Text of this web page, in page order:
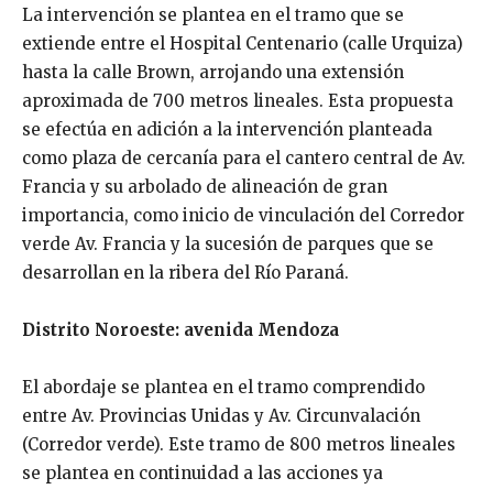
La intervención se plantea en el tramo que se
extiende entre el Hospital Centenario (calle Urquiza)
hasta la calle Brown, arrojando una extensión
aproximada de 700 metros lineales. Esta propuesta
se efectúa en adición a la intervención planteada
como plaza de cercanía para el cantero central de Av.
Francia y su arbolado de alineación de gran
importancia, como inicio de vinculación del Corredor
verde Av. Francia y la sucesión de parques que se
desarrollan en la ribera del Río Paraná.
Distrito Noroeste: avenida Mendoza
El abordaje se plantea en el tramo comprendido
entre Av. Provincias Unidas y Av. Circunvalación
(Corredor verde). Este tramo de 800 metros lineales
se plantea en continuidad a las acciones ya